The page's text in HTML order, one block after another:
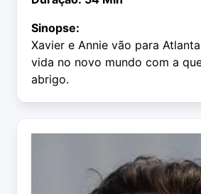
Sinopse:
Xavier e Annie vão para
vida no novo mundo com a
abrigo.